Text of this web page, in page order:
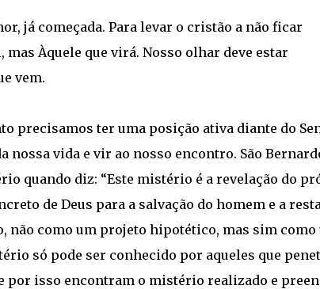
já começada. Para levar o cristão a não ficar
mas Àquele que virá. Nosso olhar deve estar
vem.
precisamos ter uma posição ativa diante do
nossa vida e vir ao nosso encontro. São
quando diz: “Este mistério é a revelação do
de Deus para a salvação do homem e a
não como um projeto hipotético, mas sim como
só pode ser conhecido por aqueles que
isso encontram o mistério realizado e